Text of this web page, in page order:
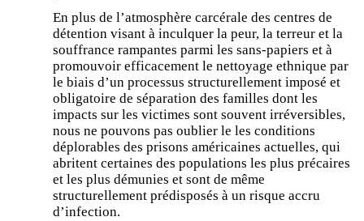
En plus de l’atmosphère carcérale des centres de
détention visant à inculquer la peur, la terreur et la
souffrance rampantes parmi les sans-papiers et à
promouvoir efficacement le nettoyage ethnique par
le biais d’un processus structurellement imposé et
obligatoire de séparation des familles dont les
impacts sur les victimes sont souvent irréversibles,
nous ne pouvons pas oublier le les conditions
déplorables des prisons américaines actuelles, qui
abritent certaines des populations les plus précaires
et les plus démunies et sont de même
structurellement prédisposés à un risque accru
d’infection.